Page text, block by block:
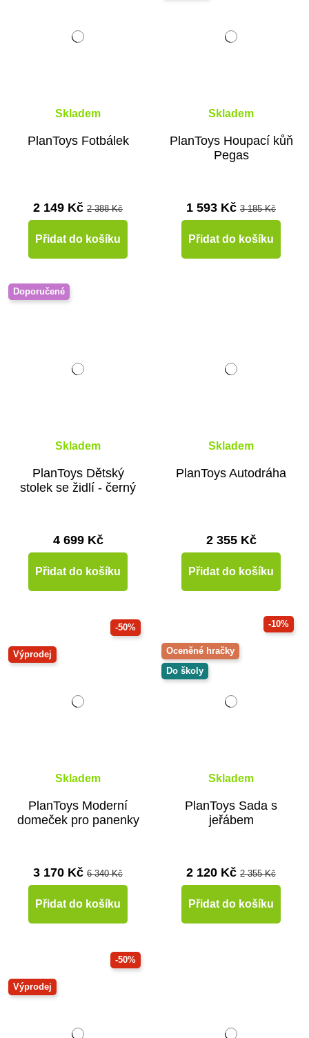
Skladem
PlanToys Fotbálek
2 149 Kč 2 388 Kč
Přidat do košíku
Skladem
PlanToys Houpací kůň
Pegas
1 593 Kč 3 185 Kč
Přidat do košíku
Doporučené
Skladem
PlanToys Dětský
stolek se židlí - černý
4 699 Kč
Přidat do košíku
Skladem
PlanToys Autodráha
2 355 Kč
Přidat do košíku
-50%
Výprodej
Skladem
PlanToys Moderní
domeček pro panenky
3 170 Kč 6 340 Kč
Přidat do košíku
-10%
Oceněné hračky
Do školy
Skladem
PlanToys Sada s
jeřábem
2 120 Kč 2 355 Kč
Přidat do košíku
-50%
Výprodej